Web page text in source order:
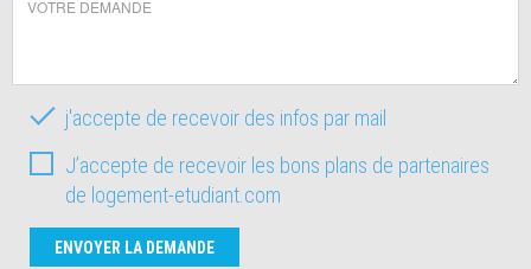
j'accepte de recevoir des infos par mail
J’accepte de recevoir les bons plans de partenaires
de logement-etudiant.com
ENVOYER LA DEMANDE